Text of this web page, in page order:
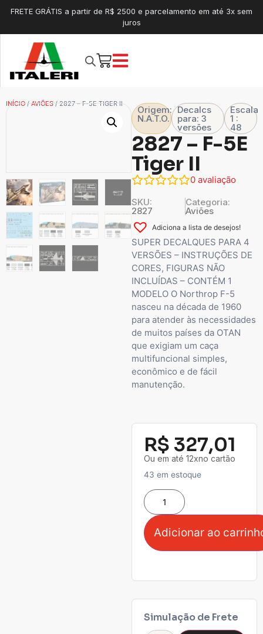
FRETE GRÁTIS a partir de R$ 2500 e parcelamento em até 3x sem
juros
INÍCIO / AVIÕES / 2827 – F-5E TIGER II
Origem:
N.A.T.O.
Decalcs
para: 3
versões
Escala
1 :
48
2827 – F-5E
Tiger II
0 avaliação
SKU:
2827
Categoria:
Aviões
Adiciona a lista de desejos!
SUPER DECALQUES PARA 4
VERSÕES – INSTRUÇÕES DE
CORES, FIGURAS NÃO
INCLUÍDAS – CONTÉM 1
MODELO O Northrop F-5
nasceu na década de 1960
para atender às necessidades
de muitos países da OTAN
que exigiam um caça
multifuncional simples,
econômico e de fácil
manutenção.
R$ 327,01
Ou em até 12xno cartão
43 em estoque
Adicionar ao
Simulação de Frete